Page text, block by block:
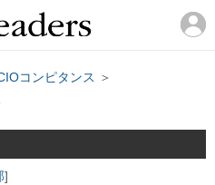
コンピタンス ＞